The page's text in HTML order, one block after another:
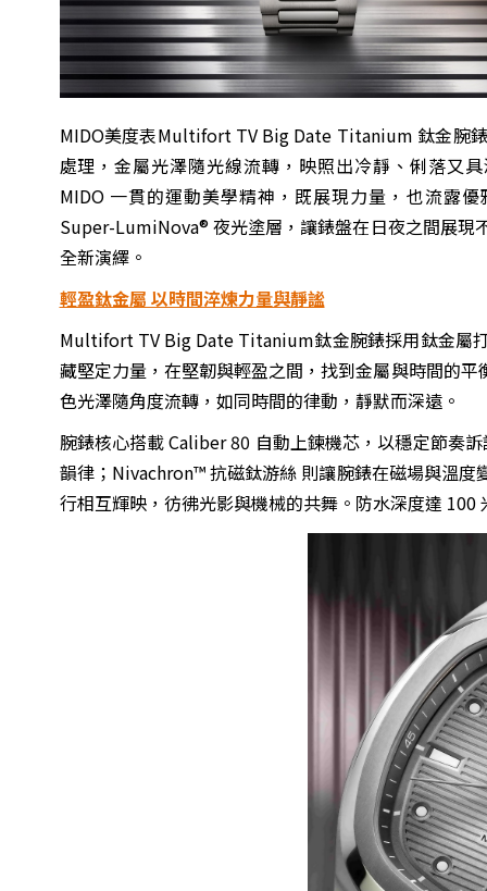
MIDO美度表Multifort TV Big Date Titanium 鈦金腕
處理，金屬光澤隨光線流轉，映照出冷靜、俐落又
MIDO 一貫的運動美學精神，既展現力量，也流露
Super-LumiNova® 夜光塗層，讓錶盤在日夜之間展現
全新演繹。
輕盈鈦金屬 以時間淬煉力量與靜謐
Multifort TV Big Date Titanium鈦金腕錶採用鈦金屬
藏堅定力量，在堅韌與輕盈之間，找到金屬與時間的
色光澤隨角度流轉，如同時間的律動，靜默而深遠。
腕錶核心搭載 Caliber 80 自動上鍊機芯，以穩定節奏
韻律；Nivachron™ 抗磁鈦游絲 則讓腕錶在磁場與溫
行相互輝映，彷彿光影與機械的共舞。防水深度達